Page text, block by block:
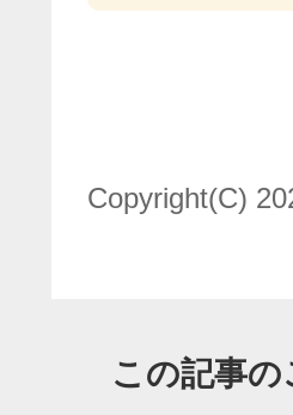
Copyright(C)
この記事